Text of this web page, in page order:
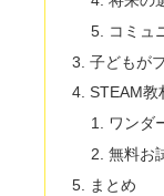
コミュ
子どもが
STEAM教
ワンダ
無料お
まとめ